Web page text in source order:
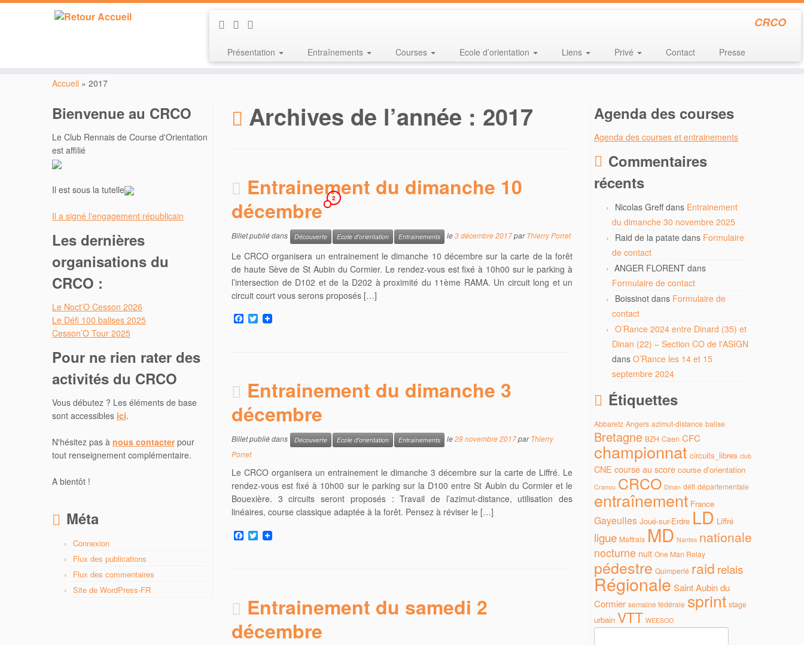
CRCO
Présentation Entraînements Courses Ecole d’orientation Liens Privé Contact Presse
Accueil » 2017
Bienvenue au CRCO
Le Club Rennais de Course d'Orientation
est affilié
Il est sous la tutelle
Il a signé l'engagement républicain
Les dernières
organisations du
CRCO :
Le Noct’O Cesson 2026
Le Défi 100 balises 2025
Cesson’O Tour 2025
Pour ne rien rater des
activités du CRCO
Vous débutez ? Les éléments de base
sont accessibles ici.
N'hésitez pas à nous contacterpour
tout renseignement complémentaire.
A bientôt !
Méta
Connexion
Flux des publications
Flux des commentaires
Site de WordPress-FR
Archives de l’année : 2017
Entrainement du dimanche 10
décembre
2
Billet publié dans Découverte Ecole d'orientation Entraînements le3 décembre 2017parThierry Porret
Le CRCO organisera un entrainement le dimanche 10 décembre sur la carte de la forêt
de haute Sève de St Aubin du Cormier. Le rendez-vous est fixé à 10h00 sur le parking à
l’intersection de D102 et de la D202 à proximité du 11ème RAMA. Un circuit long et un
circuit court vous serons proposés […]
F
a
T
w
Entrainement du dimanche 3
décembre
Billet publié dans Découverte Ecole d'orientation Entraînements le28 novembre 2017parThierry
Porret
Le CRCO organisera un entrainement le dimanche 3 décembre sur la carte de Liffré. Le
rendez-vous est fixé à 10h00 sur le parking sur la D100 entre St Aubin du Cormier et le
Bouexière. 3 circuits seront proposés : Travail de l’azimut-distance, utilisation des
linéaires, course classique adaptée à la forêt. Pensez à réviser le […]
F
a
T
w
Entrainement du samedi 2
décembre
Agenda des courses
Agenda des courses et entrainements
Commentaires
récents
Nicolas Greffdans Entrainement
du dimanche 30 novembre 2025
Raid de la patate dans Formulaire
de contact
ANGER FLORENT dans
Formulaire de contact
Boissinot dans Formulaire de
contact
O’Rance 2024 entre Dinard (35) et
Dinan (22) – Section CO de l'ASIGN
dans O’Rance les 14 et 15
septembre 2024
Étiquettes
Abbaretz Angers azimut-distance balise
Bretagne BZH Caen CFC
championnat circuits_libres club
CNE course au score course d'orientation
Cranou CRCO Dinan défi départementale
entraînement France
Gayeulles Joué-sur-Erdre LD Liffré
ligue Maffrais MD Nantes nationale
nocturne nuit One Man Relay
pédestre Quimperlé raid relais
Régionale Saint Aubin du
Cormier semaine fédérale sprint stage
urbain VTT WEESOO